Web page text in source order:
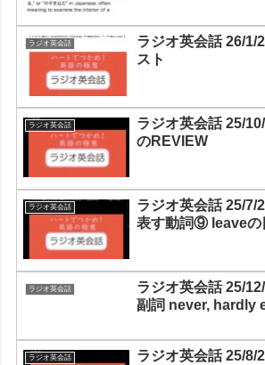
ラジオ英会話
ラジオ英会話 26/1/
スト
ラジオ英会話
ラジオ英会話 25/
のREVIEW
ラジオ英会話
ラジオ英会話 25/7/
表す動詞⑨ leaveの
ラジオ英会話
ラジオ英会話 25/
副詞 never, hardly
ラジオ英会話
ラジオ英会話 25/8/